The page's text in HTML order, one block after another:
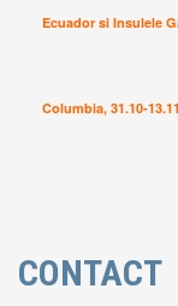
Ecuador si Insulele
Columbia, 31.10-13.11
CONTACT